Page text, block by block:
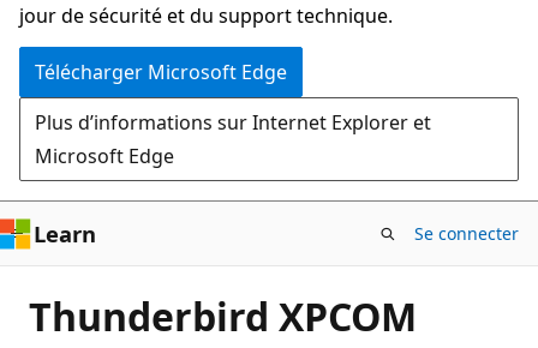
jour de sécurité et du support technique.
Télécharger Microsoft Edge
Plus d’informations sur Internet Explorer et
Microsoft Edge
Learn Se connecter
Thunderbird XPCOM